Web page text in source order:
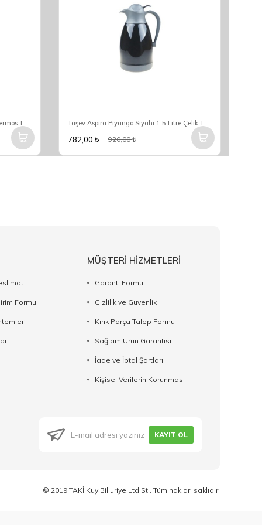
Taşev Aspira Kırmızı 1.5 Litre Çelik Termos T3465 Taşev Aspira Piyango Siyahı 1.5 Litre Çelik Termos T3464
782,00 920,00
Formu
MÜŞTERİ HİZMETLERİ
Garanti Formu
Gizlilik ve Güvenlik
Kırık Parça Talep Formu
Sağlam Ürün Garantisi
İade ve İptal Şartları
Kişisel Verilerin Korunması
KAYIT OL
© 2019 TAKİ Kuy.Billuriye.Ltd Sti. Tüm hakları saklıdır.